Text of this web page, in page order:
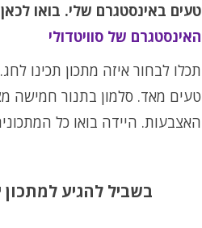
טעים באינסטגרם שלי. בואו
האינסטגרם של סוויטדולי
תכלו לבחור איזה מתכון תכינו
טעים מאד. סלמון בתנור חמישה
האצבעות. היידה בואו כל
בשביל להגיע